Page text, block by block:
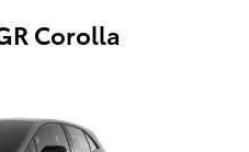
Corolla